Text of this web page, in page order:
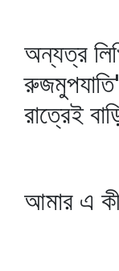
অন্যত্র
রাত্রেই
আমার এ